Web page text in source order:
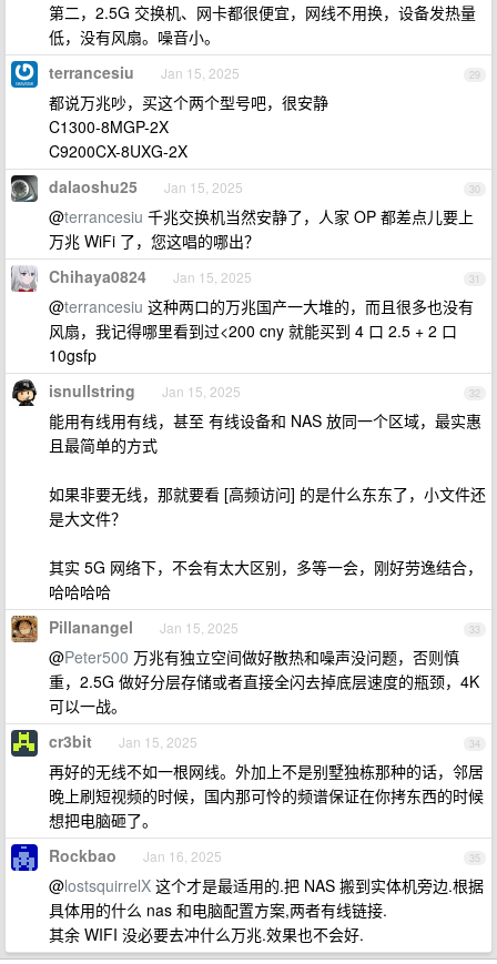
第二，2.5G 交换机、网卡都很便宜，网线不用换，设备发热量
低，没有风扇。噪音小。
29
terrancesiu Jan 15, 2025
都说万兆吵，买这个两个型号吧，很安静
C1300-8MGP-2X
C9200CX-8UXG-2X
30
dalaoshu25 Jan 15, 2025
@terrancesiu 千兆交换机当然安静了，人家 OP 都差点儿要上
万兆 WiFi 了，您这唱的哪出？
31
Chihaya0824 Jan 15, 2025
@terrancesiu 这种两口的万兆国产一大堆的，而且很多也没有
风扇，我记得哪里看到过<200 cny 就能买到 4 口 2.5 + 2 口
10gsfp
32
isnullstring Jan 15, 2025
能用有线用有线，甚至 有线设备和 NAS 放同一个区域，最实惠
且最简单的方式
如果非要无线，那就要看 [高频访问] 的是什么东东了，小文件还
是大文件？
其实 5G 网络下，不会有太大区别，多等一会，刚好劳逸结合，
哈哈哈哈
33
Pillanangel Jan 15, 2025
@Peter500 万兆有独立空间做好散热和噪声没问题，否则慎
重，2.5G 做好分层存储或者直接全闪去掉底层速度的瓶颈，4K
可以一战。
34
cr3bit Jan 15, 2025
再好的无线不如一根网线。外加上不是别墅独栋那种的话，邻居
晚上刷短视频的时候，国内那可怜的频谱保证在你拷东西的时候
想把电脑砸了。
35
Rockbao Jan 16, 2025
@lostsquirrelX 这个才是最适用的.把 NAS 搬到实体机旁边.根据
具体用的什么 nas 和电脑配置方案,两者有线链接.
其余 WIFI 没必要去冲什么万兆.效果也不会好.